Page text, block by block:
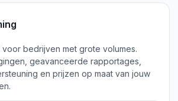
bedrijven met grote volumes.
geavanceerde rapportages,
en prijzen op maat van jouw